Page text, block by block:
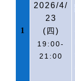
1
2026/4/
23
( 四)
19:00-
21:00